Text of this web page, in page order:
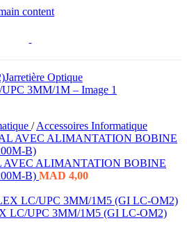
content
/ Accessoires Informatique
ALIMANTATION BOBINE
B) MAD 4,00
LC/UPC 3MM/1M5 (GI LC-OM2)